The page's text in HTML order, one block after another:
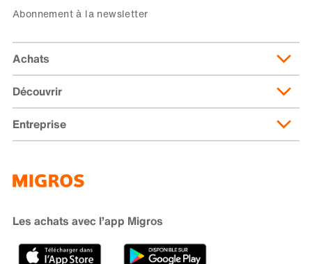
Abonnement à la newsletter
Achats
Livraison et frais de livraison
Abonnement de livraison
Moyens de paiement
Cumulus
Recherche de magasin
Découvrir
Migusto
iMpuls
Banque Migros
Entreprise
Développement durable
Carrière
Sponsoring
Les achats avec l’app Migros